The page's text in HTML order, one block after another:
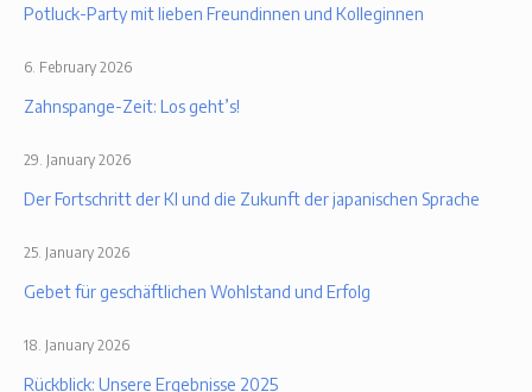
Potluck-Party mit lieben Freundinnen und Kolleginnen
Zahnspange-Zeit: Los geht’s!
6. February 2026
Der Fortschritt der KI und die Zukunft der japanischen Sprache
29. January 2026
Gebet für geschäftlichen Wohlstand und Erfolg
25. January 2026
Rückblick: Unsere Ergebnisse 2025
18. January 2026